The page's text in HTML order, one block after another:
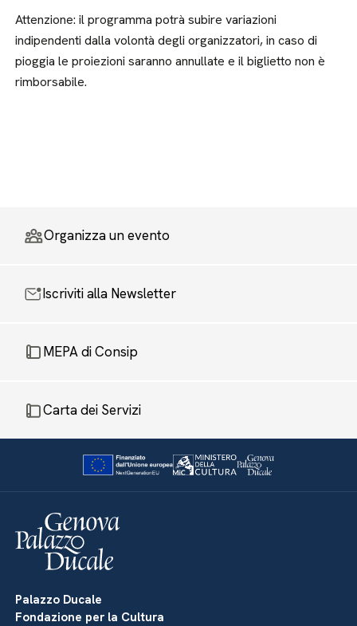
Attenzione: il programma potrà subire variazioni
indipendenti dalla volontà degli organizzatori, in caso di
pioggia le proiezioni saranno annullate e il biglietto non è
rimborsabile.
Organizza un evento
Iscriviti alla Newsletter
MEPA di Consip
Carta dei Servizi
Palazzo Ducale
Fondazione per la Cultura